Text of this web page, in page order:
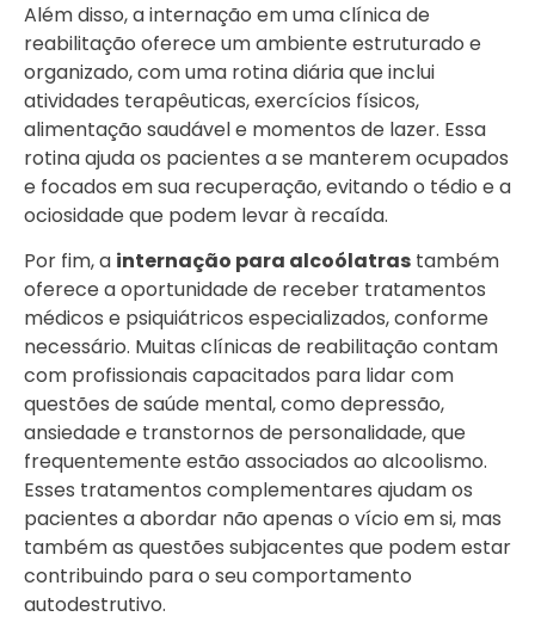
Além disso, a internação em uma clínica de
reabilitação oferece um ambiente estruturado e
organizado, com uma rotina diária que inclui
atividades terapêuticas, exercícios físicos,
alimentação saudável e momentos de lazer. Essa
rotina ajuda os pacientes a se manterem ocupados
e focados em sua recuperação, evitando o tédio e a
ociosidade que podem levar à recaída.
Por fim, a internação para alcoólatras também
oferece a oportunidade de receber tratamentos
médicos e psiquiátricos especializados, conforme
necessário. Muitas clínicas de reabilitação contam
com profissionais capacitados para lidar com
questões de saúde mental, como depressão,
ansiedade e transtornos de personalidade, que
frequentemente estão associados ao alcoolismo.
Esses tratamentos complementares ajudam os
pacientes a abordar não apenas o vício em si, mas
também as questões subjacentes que podem estar
contribuindo para o seu comportamento
autodestrutivo.